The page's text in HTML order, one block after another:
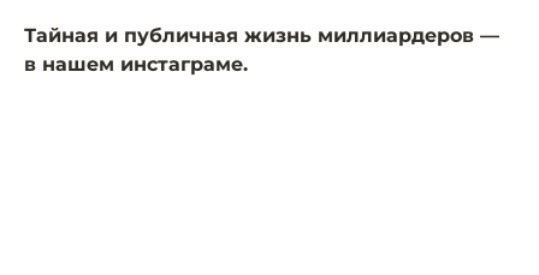
Тайная и публичная жизнь миллиардеров —
в нашем инстаграме.